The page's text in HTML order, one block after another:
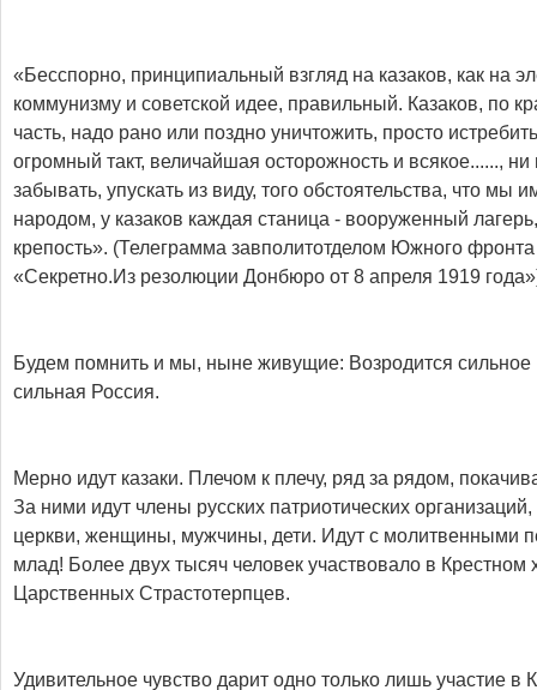
«Бесспорно, принципиальный взгляд на казаков, как на
коммунизму и советской идее, правильный. Казаков, по
часть, надо рано или поздно уничтожить, просто
огромный такт, величайшая осторожность и всякое......, ни
забывать, упускать из виду, того обстоятельства, что мы
народом, у казаков каждая станица - вооруженный
крепость». (Телеграмма завполитотделом Южного
«Секретно.Из резолюции Донбюро от 8 апреля 1919
Будем помнить и мы, ныне живущие: Возродится сильное
сильная Россия.
Мерно идут казаки. Плечом к плечу, ряд за рядом,
За ними идут члены русских патриотических
церкви, женщины, мужчины, дети. Идут с молитвенными
млад! Более двух тысяч человек участвовало в Крестном
Царственных Страстотерпцев.
Удивительное чувство дарит одно только лишь участие в